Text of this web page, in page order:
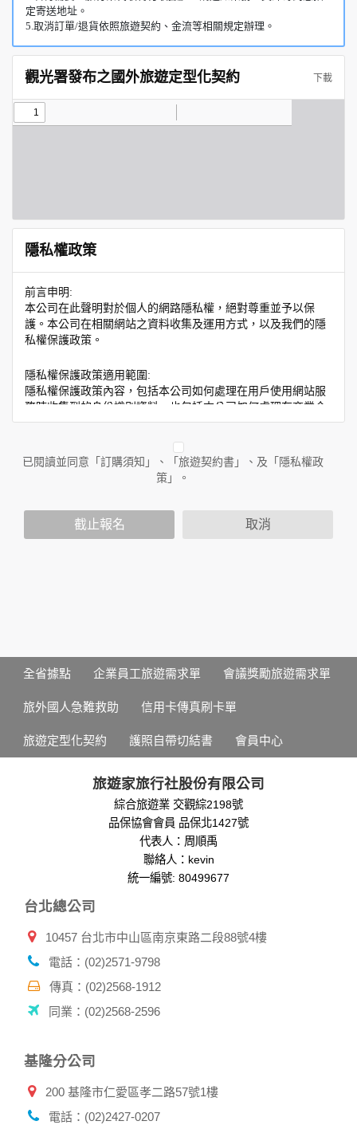
定寄送地址。
5.取消訂單/退貨依照旅遊契約、金流等相關規定辦理。
觀光署發布之國外旅遊定型化契約 下載
隱私權政策
前言申明:
本公司在此聲明對於個人的網路隱私權，絕對尊重並予以保
護。本公司在相關網站之資料收集及運用方式，以及我們的隱
私權保護政策。
隱私權保護政策適用範圍:
隱私權保護政策內容，包括本公司如何處理在用戶使用網站服
務時收集到的身份識別資料，也包括本公司如何處理在商業合
作與本公司合作時分享的任何身份識別資料。隱私權保護政策
人員。例如您透過本公司旗下網站上的廣告廠商連結，這些置
放連結的廠商也可能蒐集您個人的資料。對於您主動提供的個
人資訊，這些廣告廠商或連結網站有其個別的隱私權保護政
您個人在本網站上的聊天室或討論區中任意公開個人資料的行
於一般瀏覽時，伺服器會自行記錄相關行徑，包括您使用連線
設備的 IP 位址、使用時間、使用的瀏覽器、瀏覽及點選資料記
用，決不對外公布。
分析，分析結果之統計數據或說明文字呈現，除供內部研究
外，我們會視需要公佈統計數據及說明文字，但不涉及特定個
除非取得您的同意或其他法令之特別規定，本網站絕不會將您
的個人資料揭露予第三人或使用於蒐集目的以外之其他用途。
在您於本網站註冊帳號、使用本網站相關產品、服務、活動或
贈獎時，本網站會收集您的個人識別資料，本網站也可以從商
業夥伴處取得個人資料。
當客戶在本網站註冊時，我們會取得您的姓名、電話、住址、
當您註冊成功，並登入使用我們的服務後，我們即取得您的資
號、電子郵件、出生日期、性別、行業等相關資料，當您註冊
成功，並登入使用我們的服務後，本網站即取得您的資料。
其他除了上述，會保留您在上網瀏覽或查詢時，伺服器自行產
生的相關記錄，包括您使用連線設備的 IP 位址、使用時間、使
的瀏覽器予以標示，歸納使用者瀏覽器在本網站內部所瀏覽的
商，或與連結本網站，也可能蒐集您個人的資料。對於您主動
保護政策，其資料處理措施不適用本網站隱私權保護政策，本
公司不負任何連帶責任。
已閱讀並同意「訂購須知」、「旅遊契約書」、及「隱私權政
策」。
截止報名 取消
全省據點 企業員工旅遊需求單 會議獎勵旅遊需求單
旅外國人急難救助 信用卡傳真刷卡單
旅遊定型化契約 護照自帶切結書 會員中心
旅遊家旅行社股份有限公司
綜合旅遊業 交觀綜2198號
品保協會會員 品保北1427號
代表人：周順禹
聯絡人：kevin
統一編號: 80499677
台北總公司
10457 台北市中山區南京東路二段88號4樓
電話：(02)2571-9798
傳真：(02)2568-1912
同業：(02)2568-2596
基隆分公司
200 基隆市仁愛區孝二路57號1樓
電話：(02)2427-0207